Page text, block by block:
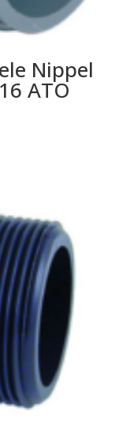
Nippel
ATO